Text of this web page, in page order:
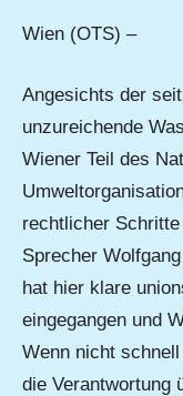
Wien (OTS) –
Angesichts der
unzureichende
Wiener Teil des
rechtlicher
Sprecher
hat hier klare
eingegangen und
Wenn nicht
die Verantwortung